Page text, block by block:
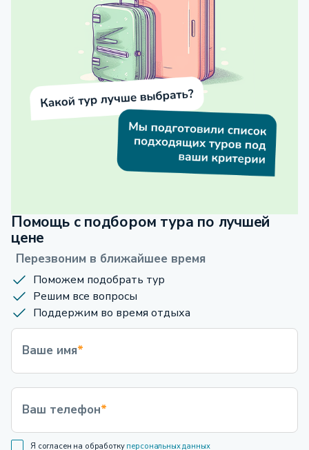
Помощь с подбором тура по лучшей
цене
Перезвоним в ближайшее время
Поможем подобрать тур
Решим все вопросы
Поддержим во время отдыха
Ваше имя*
Ваш телефон*
Я согласен на обработку персональных данных